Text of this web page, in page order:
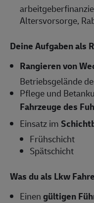
Altersvorsorge,
Deine Aufgaben als
Rangieren von
Betriebsgelände
Pflege und
Fahrzeuge des
Einsatz im
Frühschicht
Spätschicht
Was du als Lkw
Einengültigen